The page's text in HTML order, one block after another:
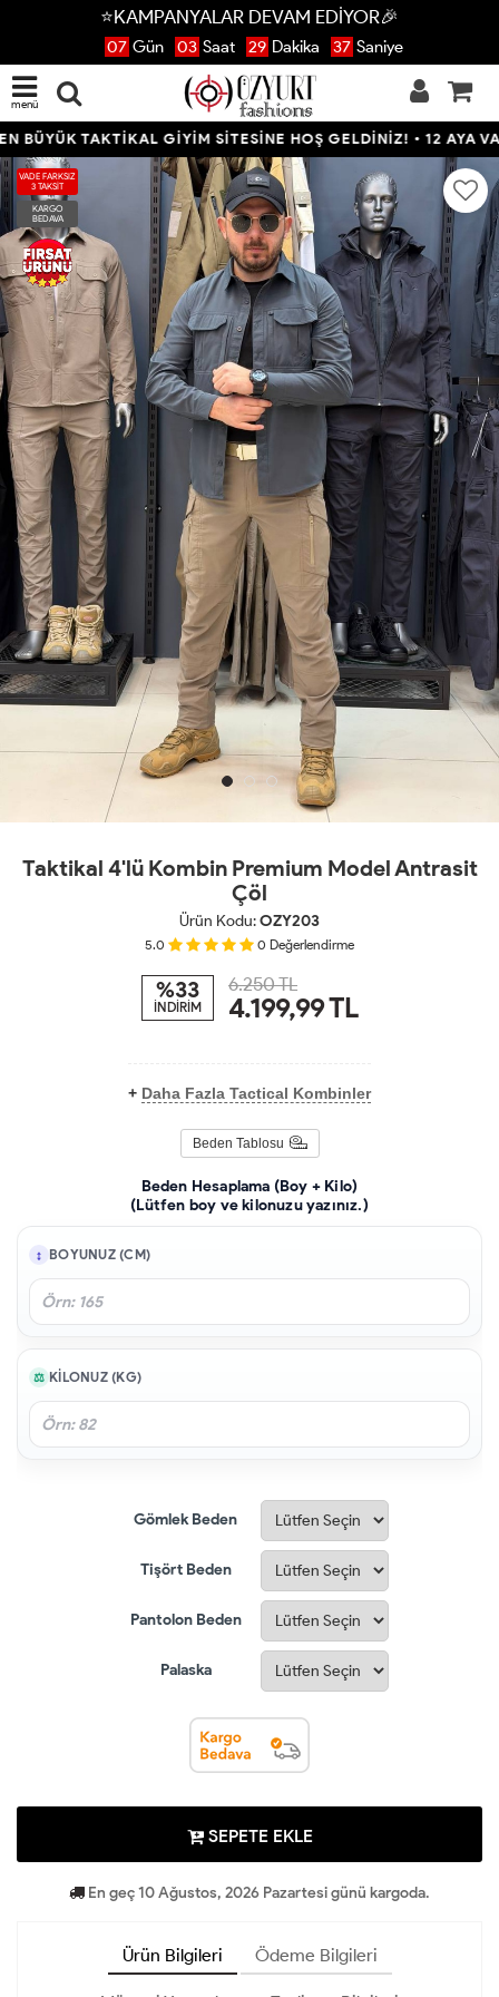
⭐KAMPANYALAR DEVAM EDİYOR🎉
07 Gün 03 Saat 29 Dakika 37 Saniye
menü
TAKTİKAL GİYİM SİTESİNE HOŞ GELDİNİZ! • 12 AYA
VADE FARKSIZ
3 TAKSİT
KARGO
BEDAVA
Taktikal 4'lü Kombin Premium Model Antrasit
Çöl
Ürün Kodu:OZY203
5.0 0 Değerlendirme
%33
İNDİRİM
6.250 TL
4.199,99TL
+ Daha Fazla Tactical Kombinler
Beden Tablosu
Beden Hesaplama (Boy + Kilo)
(Lütfen boy ve kilonuzu yazınız.)
BOYUNUZ (CM)
KILONUZ (KG)
Gömlek Beden
Tişört Beden
Pantolon Beden
Palaska
SEPETE EKLE
En geç 10 Ağustos, 2026 Pazartesi günü kargoda.
Ürün Bilgileri Ödeme Bilgileri